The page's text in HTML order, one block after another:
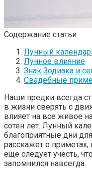
Содержание статьи
Лунный
Лунное влияние
Знак Зодиака и
Свадебные
Наши предки всегда
в жизни сверять с
влияет на все живое
сотен лет. Лунный
благоприятные дни
расскажет о
еще следует учесть,
запомнился навсегда.